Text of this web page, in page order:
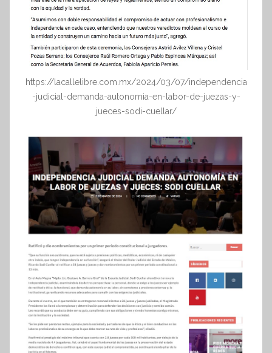
https://lacallelibre.com.mx/2024/03/07/independencia
-judicial-demanda-autonomia-en-labor-de-juezas-y-
jueces-sodi-cuellar/